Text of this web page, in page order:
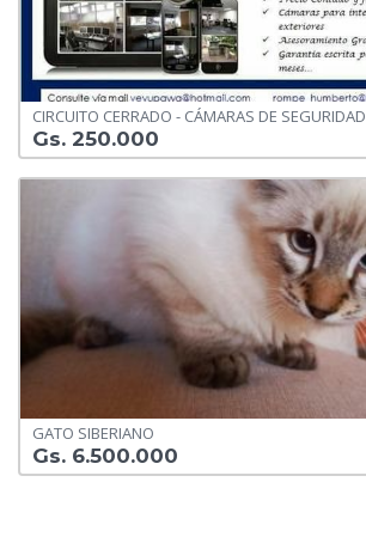
CIRCUITO CERRADO - CÁMARAS DE SEGURIDAD
Gs. 250.000
GATO SIBERIANO
Gs. 6.500.000